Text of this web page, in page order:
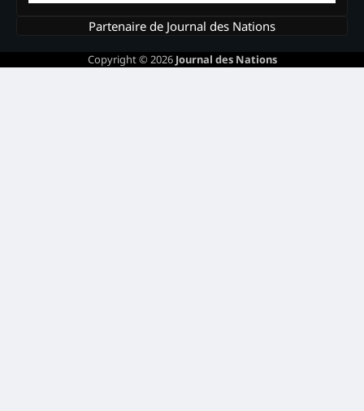
Partenaire de Journal des Nations
Copyright © 2026 Journal des Nations